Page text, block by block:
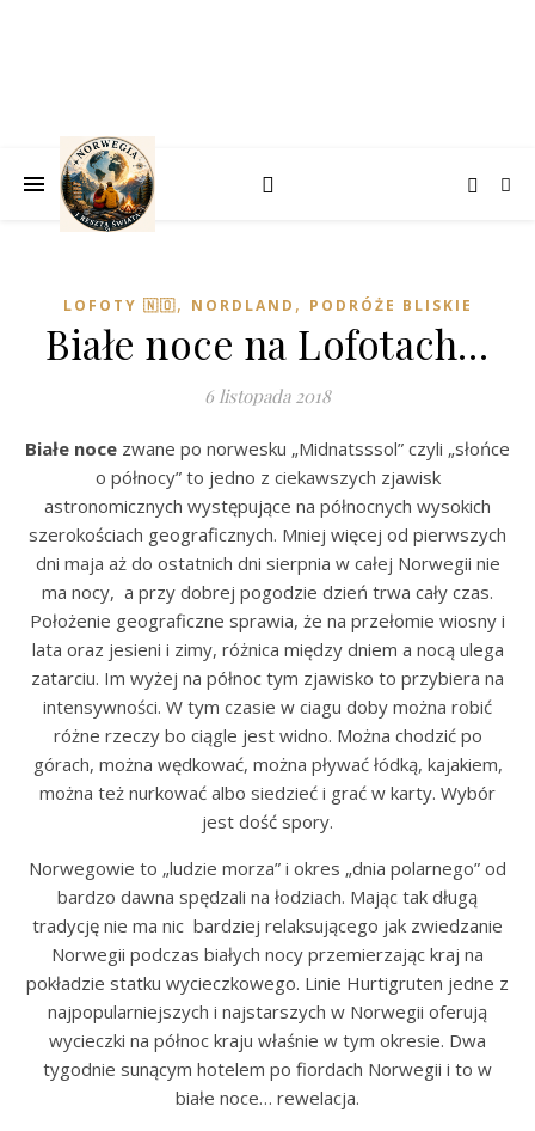
LOFOTY 🇳🇴, NORDLAND , PODRÓŻE BLISKIE
Białe noce na Lofotach…
6 listopada 2018
Białe noce zwane po norwesku „Midnatsssol” czyli „słońce
o północy” to jedno z ciekawszych zjawisk
astronomicznych występujące na północnych wysokich
szerokościach geograficznych. Mniej więcej od pierwszych
dni maja aż do ostatnich dni sierpnia w całej Norwegii nie
ma nocy, a przy dobrej pogodzie dzień trwa cały czas.
Położenie geograficzne sprawia, że na przełomie wiosny i
lata oraz jesieni i zimy, różnica między dniem a nocą ulega
zatarciu. Im wyżej na północ tym zjawisko to przybiera na
intensywności. W tym czasie w ciagu doby można robić
różne rzeczy bo ciągle jest widno. Można chodzić po
górach, można wędkować, można pływać łódką, kajakiem,
można też nurkować albo siedzieć i grać w karty. Wybór
jest dość spory.
Norwegowie to „ludzie morza” i okres „dnia polarnego” od
bardzo dawna spędzali na łodziach. Mając tak długą
tradycję nie ma nic bardziej relaksującego jak zwiedzanie
Norwegii podczas białych nocy przemierzając kraj na
pokładzie statku wycieczkowego. Linie Hurtigruten jedne z
najpopularniejszych i najstarszych w Norwegii oferują
wycieczki na północ kraju właśnie w tym okresie. Dwa
tygodnie sunącym hotelem po fiordach Norwegii i to w
białe noce… rewelacja.